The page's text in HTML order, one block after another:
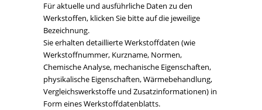
Für aktuelle und ausführliche Daten zu den
Werkstoffen, klicken Sie bitte auf die jeweilige
Bezeichnung.
Sie erhalten detaillierte Werkstoffdaten (wie
Werkstoffnummer, Kurzname, Normen,
Chemische Analyse, mechanische Eigenschaften,
physikalische Eigenschaften, Wärmebehandlung,
Vergleichswerkstoffe und Zusatzinformationen) in
Form eines Werkstoffdatenblatts.